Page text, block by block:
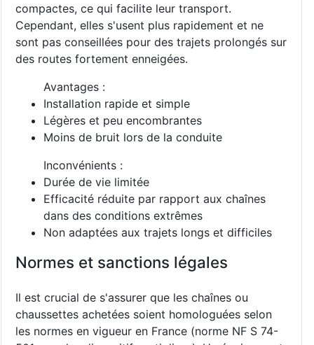
compactes, ce qui facilite leur transport.
Cependant, elles s'usent plus rapidement et ne
sont pas conseillées pour des trajets prolongés sur
des routes fortement enneigées.
Avantages :
Installation rapide et simple
Légères et peu encombrantes
Moins de bruit lors de la conduite
Inconvénients :
Durée de vie limitée
Efficacité réduite par rapport aux chaînes
dans des conditions extrêmes
Non adaptées aux trajets longs et difficiles
Normes et sanctions légales
Il est crucial de s'assurer que les chaînes ou
chaussettes achetées soient homologuées selon
les normes en vigueur en France (norme NF S 74-